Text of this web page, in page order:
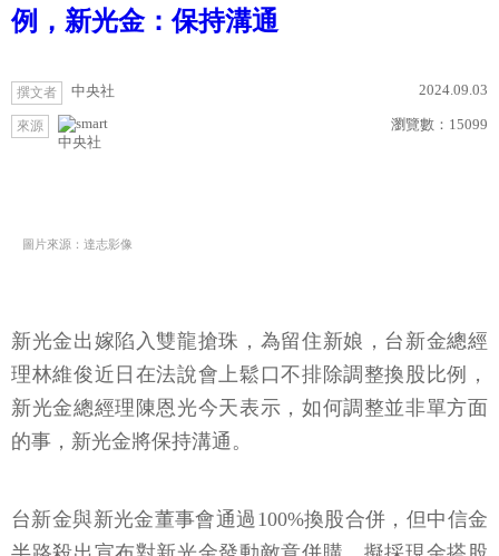
例，新光金：保持溝通
撰文者 中央社 2024.09.03
來源
中央社
瀏覽數： 15099
圖片來源：達志影像
新光金出嫁陷入雙龍搶珠，為留住新娘，台新金總經
理林維俊近日在法說會上鬆口不排除調整換股比例，
新光金總經理陳恩光今天表示，如何調整並非單方面
的事，新光金將保持溝通。
台新金與新光金董事會通過100%換股合併，但中信金